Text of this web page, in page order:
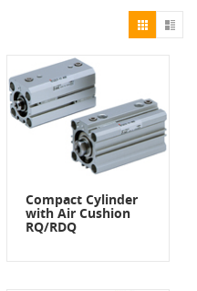
Compact Cylinder
with Air Cushion
RQ/RDQ